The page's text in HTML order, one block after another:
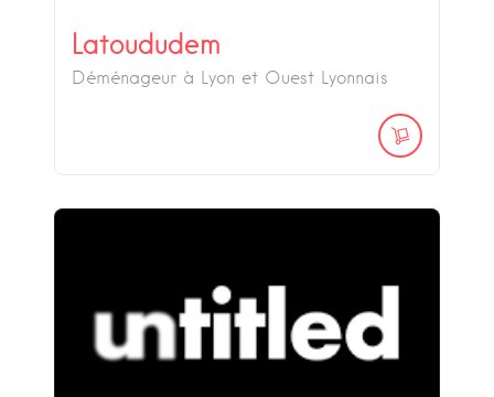
Latoududem
Déménageur à Lyon et Ouest Lyonnais